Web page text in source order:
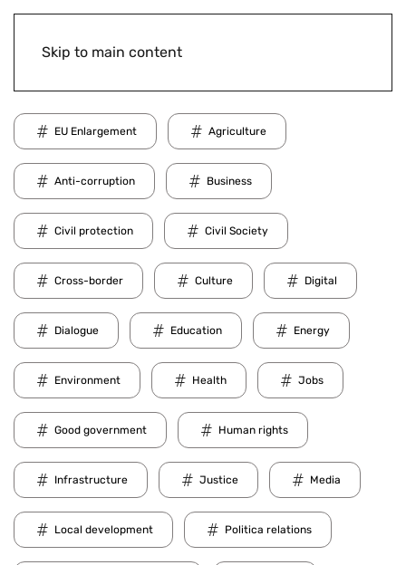
Skip to main content
EU Enlargement Agriculture
Anti-corruption Business
Civil protection Civil Society
Cross-border Culture Digital
Dialogue Education Energy
Environment Health Jobs
Good government Human rights
Infrastructure Justice Media
Local development Politica relations